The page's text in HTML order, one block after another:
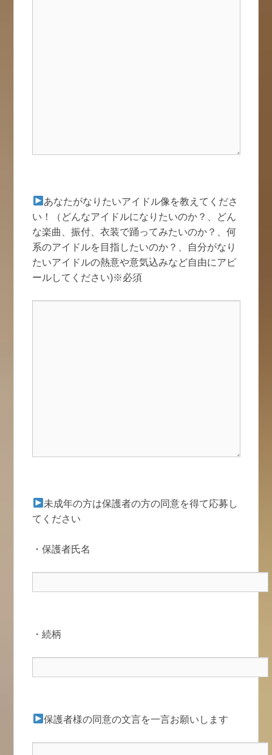
あなたがなりたいアイドル像を教えてくださ
い！（どんなアイドルになりたいのか？、どん
な楽曲、振付、衣装で踊ってみたいのか？、何
系のアイドルを目指したいのか？、自分がなり
たいアイドルの熱意や意気込みなど自由にアピ
ールしてください)※必須
未成年の方は保護者の方の同意を得て応募し
てください
・保護者氏名
・続柄
保護者様の同意の文言を一言お願いします